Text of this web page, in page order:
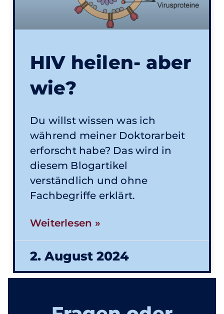
HIV heilen- aber
wie?
Du willst wissen was ich
während meiner Doktorarbeit
erforscht habe? Das wird in
diesem Blogartikel
verständlich und ohne
Fachbegriffe erklärt.
Weiterlesen »
2. August 2024